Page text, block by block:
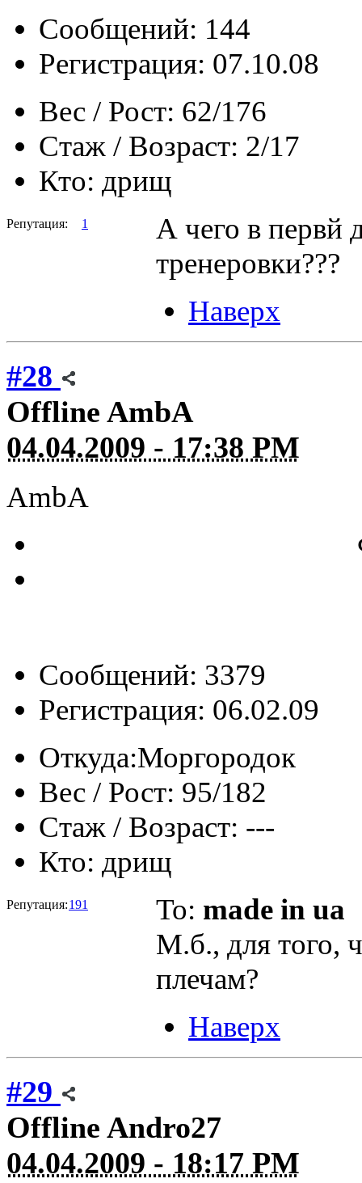
Сообщений: 144
Регистрация: 07.10.08
Вес / Рост: 62/176
Стаж / Возраст: 2/17
Кто: дрищ
Репутация: 1
А чего в первй
тренеровки???
Наверх
#28
Offline AmbA
04.04.2009 - 17:38 PM
AmbA
Сообщений: 3379
Регистрация: 06.02.09
Откуда:Моргородок
Вес / Рост: 95/182
Стаж / Возраст: ---
Кто: дрищ
Репутация:191 To: made in ua
М.б., для того,
плечам?
Наверх
#29
Offline Andro27
04.04.2009 - 18:17 PM